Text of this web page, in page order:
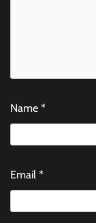
Name *
Email *